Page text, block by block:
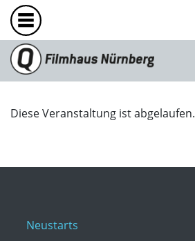
Diese Veranstaltung ist abgelaufen.
Neustarts